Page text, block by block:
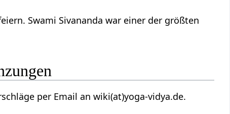
Swami Sivananda war einer der größten
uns über deine Vorschläge per Email an wiki(at)yoga-vidya.de.